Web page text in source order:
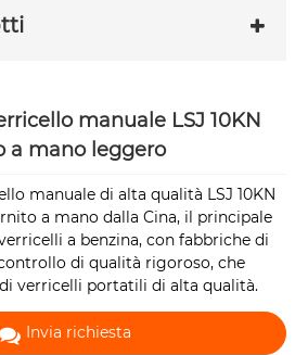
manuale LSJ 10KN
a mano leggero
manuale di alta qualità LSJ 10KN
a mano dalla Cina, il principale
a benzina, con fabbriche di
di qualità rigoroso, che
verricelli portatili di alta qualità.
Invia richiesta